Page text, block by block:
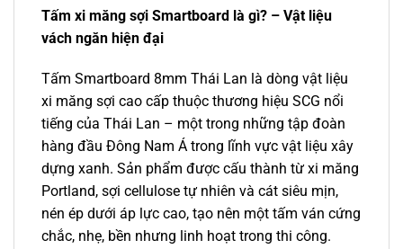
Tấm xi măng sợi Smartboard là gì? – Vật liệu
vách ngăn hiện đại
Tấm Smartboard 8mm Thái Lan là dòng vật liệu
xi măng sợi cao cấp thuộc thương hiệu SCG nổi
tiếng của Thái Lan – một trong những tập đoàn
hàng đầu Đông Nam Á trong lĩnh vực vật liệu xây
dựng xanh. Sản phẩm được cấu thành từ xi măng
Portland, sợi cellulose tự nhiên và cát siêu mịn,
nén ép dưới áp lực cao, tạo nên một tấm ván cứng
chắc, nhẹ, bền nhưng linh hoạt trong thi công.